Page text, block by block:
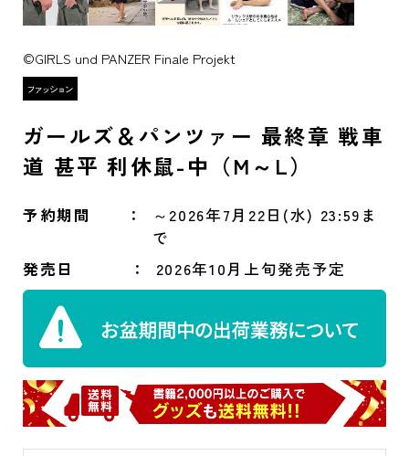
©GIRLS und PANZER Finale Projekt
ガールズ＆パンツァー 最終章 戦車
道 甚平 利休鼠-中（M～L）
予約期間
～2026年7月22日(水) 23:59ま
で
発売日
2026年10月上旬発売予定